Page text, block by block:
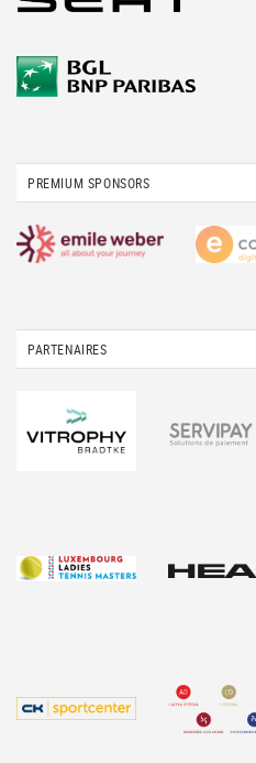
PREMIUM SPONSORS
PARTENAIRES